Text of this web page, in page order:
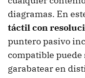
diagramas. En
táctil con
puntero pasivo
compatible
garabatear en